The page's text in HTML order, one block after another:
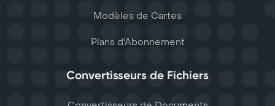
Modèles de Cartes
Plans d'Abonnement
Convertisseurs de Fichiers